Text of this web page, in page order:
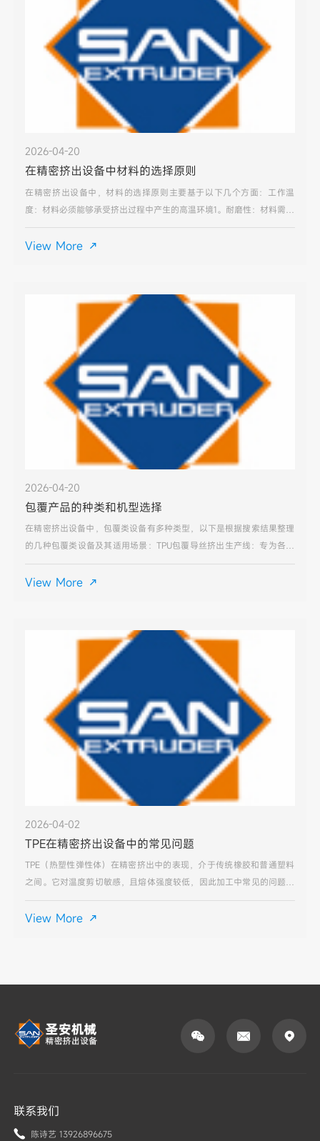
2026-04-20
在精密挤出设备中材料的选择原则
在精密挤出设备中，材料的选择原则主要基于以下几个方面：工作温
度：材料必须能够承受挤出过程中产生的高温环境1。耐磨性：材料需具
备良好的耐磨性，以抵御与塑料熔体间的持续摩擦。抗腐蚀性：部分塑
料添加剂可能对模具材料造成腐蚀，材料应具有一定抗腐蚀性
View More 
2026-04-20
包覆产品的种类和机型选择
在精密挤出设备中，包覆类设备有多种类型，以下是根据搜索结果整理
的几种包覆类设备及其适用场景：TPU包覆导丝挤出生产线：专为各种
包覆型导丝生产而研发，适用于导丝内层为不锈钢材质、部分为镍合
金、钛合金等，外面包覆一层高分子材料的导丝生产。适用于
View More 
2026-04-02
TPE在精密挤出设备中的常见问题
TPE（热塑性弹性体）在精密挤出中的表现，介于传统橡胶和普通塑料
之间。它对温度剪切敏感，且熔体强度较低，因此加工中常见的问题主
要围绕表面质量和尺寸稳定性展开。以下是基于精密挤出场景的典型问
题及排查方向：1. 表面粗糙/麻面（塑化不良）这是最
View More 
  
联系我们
陈诗艺 13926896675